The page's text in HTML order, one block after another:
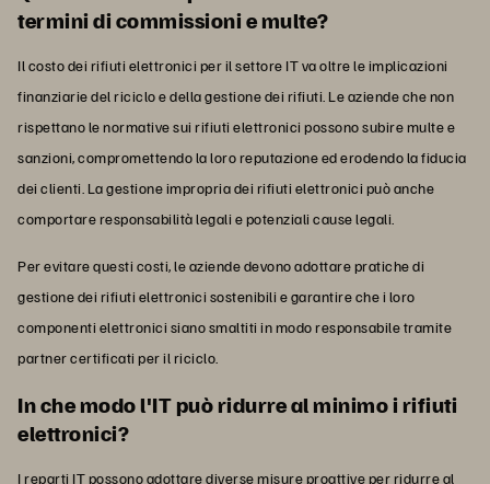
termini di commissioni e multe?
Il costo dei rifiuti elettronici per il settore IT va oltre le implicazioni
finanziarie del riciclo e della gestione dei rifiuti. Le aziende che non
rispettano le normative sui rifiuti elettronici possono subire multe e
sanzioni, compromettendo la loro reputazione ed erodendo la fiducia
dei clienti. La gestione impropria dei rifiuti elettronici può anche
comportare responsabilità legali e potenziali cause legali.
Per evitare questi costi, le aziende devono adottare pratiche di
gestione dei rifiuti elettronici sostenibili e garantire che i loro
componenti elettronici siano smaltiti in modo responsabile tramite
partner certificati per il riciclo.
In che modo l'IT può ridurre al minimo i rifiuti
elettronici?
I reparti IT possono adottare diverse misure proattive per ridurre al